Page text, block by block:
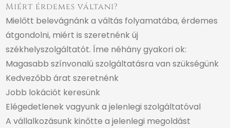
Miért érdemes váltani?
Mielőtt belevágnánk a váltás folyamatába, érdemes
átgondolni, miért is szeretnénk új
székhelyszolgáltatót. Íme néhány gyakori ok:
Magasabb színvonalú szolgáltatásra van szükségünk
Kedvezőbb árat szeretnénk
Jobb lokációt keresünk
Elégedetlenek vagyunk a jelenlegi szolgáltatóval
A vállalkozásunk kinőtte a jelenlegi megoldást